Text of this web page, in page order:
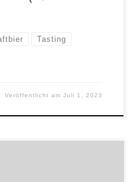
Tasting
Veröffentlicht amJuli 1, 2023